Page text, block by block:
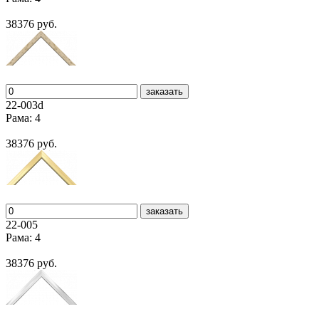
38376 руб.
заказать
22-003d
Рама: 4
38376 руб.
заказать
22-005
Рама: 4
38376 руб.